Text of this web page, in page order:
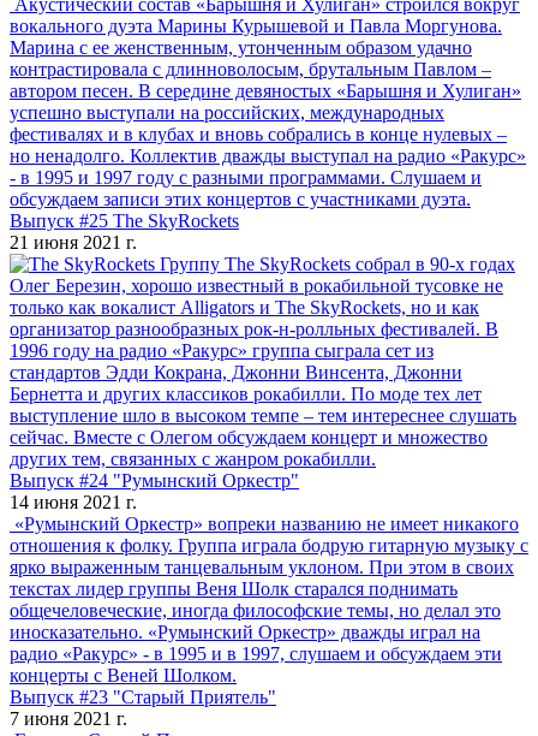
вокального дуэта Марины Курышевой и Павла Моргунова.
Марина с ее женственным, утонченным образом удачно
контрастировала с длинноволосым, брутальным Павлом –
автором песен. В середине девяностых «Барышня и Хулиган»
успешно выступали на российских, международных
фестивалях и в клубах и вновь собрались в конце нулевых –
но ненадолго. Коллектив дважды выступал на радио «Ракурс»
- в 1995 и 1997 году с разными программами. Слушаем и
обсуждаем записи этих концертов с участниками дуэта.
Выпуск #25 The SkyRockets
21 июня 2021 г.
Группу The SkyRockets собрал в 90-х годах
Олег Березин, хорошо известный в рокабильной тусовке не
только как вокалист Alligators и The SkyRockets, но и как
организатор разнообразных рок-н-ролльных фестивалей. В
1996 году на радио «Ракурс» группа сыграла сет из
стандартов Эдди Кокрана, Джонни Винсента, Джонни
Бернетта и других классиков рокабилли. По моде тех лет
выступление шло в высоком темпе – тем интереснее слушать
сейчас. Вместе с Олегом обсуждаем концерт и множество
других тем, связанных с жанром рокабилли.
Выпуск #24 "Румынский Оркестр"
14 июня 2021 г.
«Румынский Оркестр» вопреки названию не имеет никакого
отношения к фолку. Группа играла бодрую гитарную музыку с
ярко выраженным танцевальным уклоном. При этом в своих
текстах лидер группы Веня Шолк старался поднимать
общечеловеческие, иногда философские темы, но делал это
иносказательно. «Румынский Оркестр» дважды играл на
радио «Ракурс» - в 1995 и в 1997, слушаем и обсуждаем эти
концерты с Веней Шолком.
Выпуск #23 "Старый Приятель"
7 июня 2021 г.